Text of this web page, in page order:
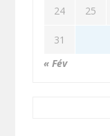
24 25
31
« Fév